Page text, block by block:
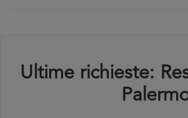
Ultime richieste: